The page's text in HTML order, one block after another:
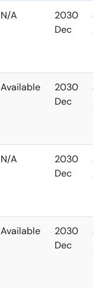
N/A
2030
Dec
在
Available
2030
Dec
在
N/A
2030
Dec
在
Available
2030
Dec
在